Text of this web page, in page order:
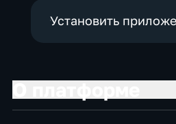
Установить